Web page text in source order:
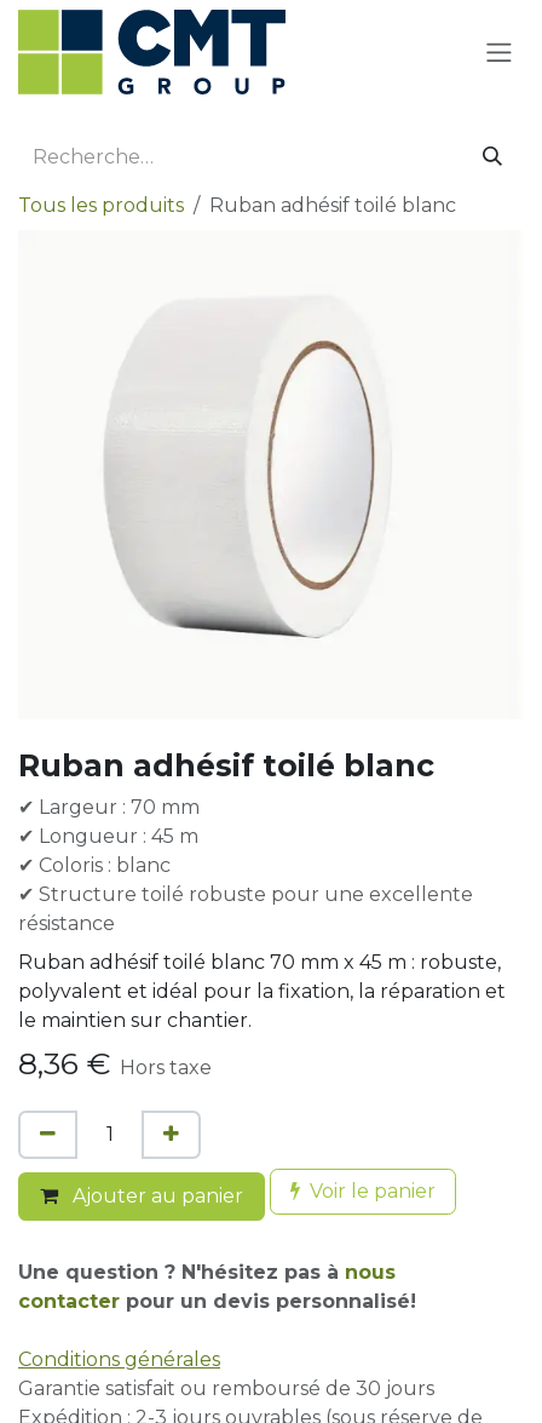
Se rendre au contenu
Tous les produits Ruban adhésif toilé blanc
Ruban adhésif toilé blanc
✔ Largeur : 70 mm
✔ Longueur : 45 m
✔ Coloris : blanc
✔ Structure toilé robuste pour une excellente
résistance
Ruban adhésif toilé blanc 70 mm x 45 m : robuste,
polyvalent et idéal pour la fixation, la réparation et
le maintien sur chantier.
8,36 € Hors taxe
Ajouter au panier Voir le panier
Une question ? N'hésitez pas à nous
contacter pour un devis personnalisé!
Conditions générales
Garantie satisfait ou remboursé de 30 jours
Expédition : 2-3 jours ouvrables (sous réserve de